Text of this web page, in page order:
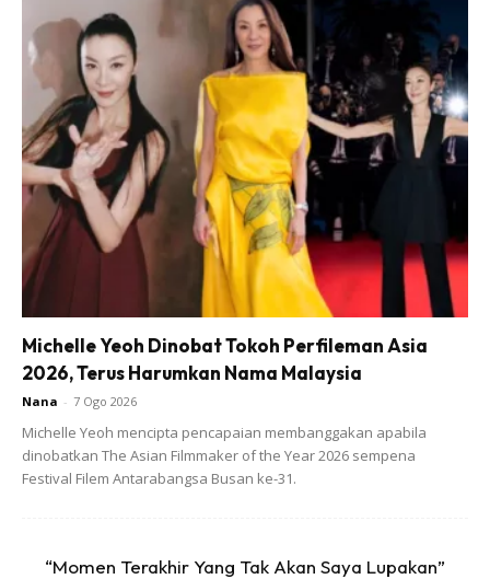
– goreng hingga keperangan.
Ads
Michelle Yeoh Dinobat Tokoh Perfileman Asia
2026, Terus Harumkan Nama Malaysia
Nana - 7 Ogo 2026
Michelle Yeoh mencipta pencapaian membanggakan apabila
dinobatkan The Asian Filmmaker of the Year 2026 sempena
Festival Filem Antarabangsa Busan ke-31.
“Momen Terakhir Yang Tak Akan Saya Lupakan”